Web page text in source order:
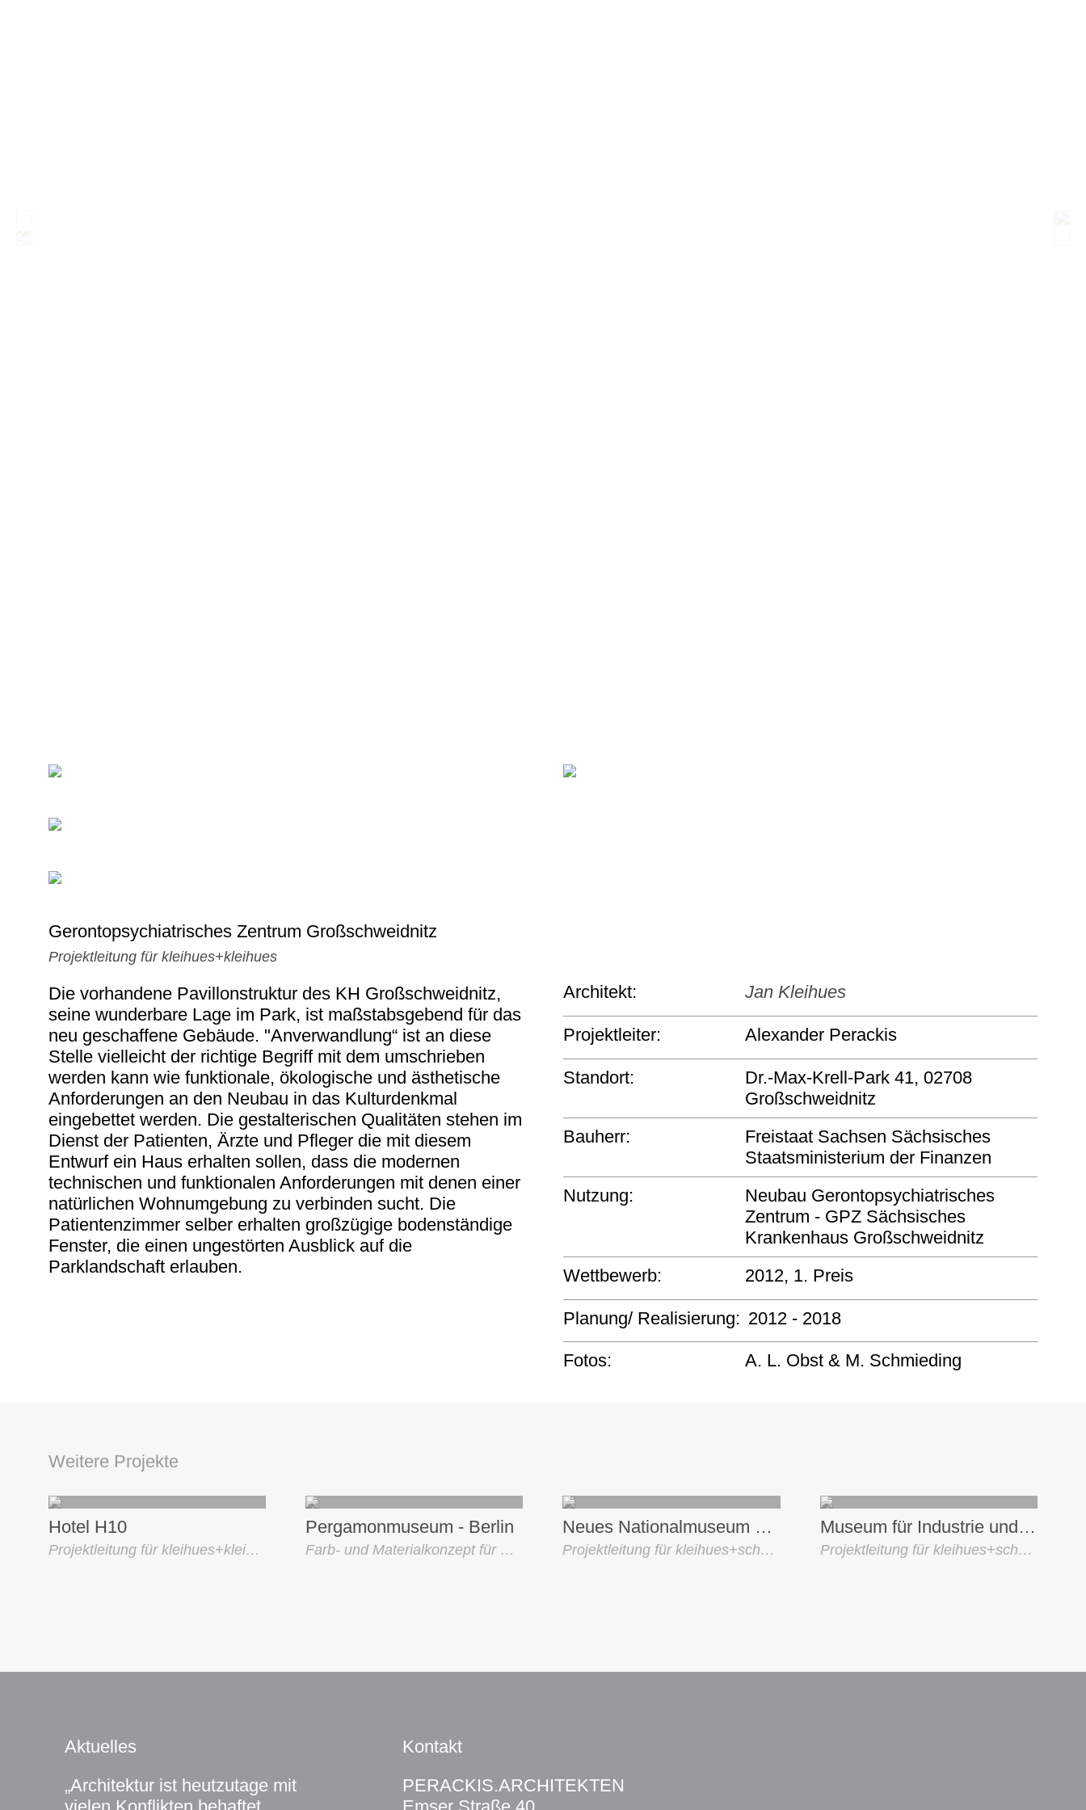
Gerontopsychiatrisches Zentrum Großschweidnitz
Projektleitung für kleihues+kleihues
Die vorhandene Pavillonstruktur des KH Großschweidnitz,
seine wunderbare Lage im Park, ist maßstabsgebend für das
neu geschaffene Gebäude. "Anverwandlung“ ist an diese
Stelle vielleicht der richtige Begriff mit dem umschrieben
werden kann wie funktionale, ökologische und ästhetische
Anforderungen an den Neubau in das Kulturdenkmal
eingebettet werden. Die gestalterischen Qualitäten stehen im
Dienst der Patienten, Ärzte und Pfleger die mit diesem
Entwurf ein Haus erhalten sollen, dass die modernen
technischen und funktionalen Anforderungen mit denen einer
natürlichen Wohnumgebung zu verbinden sucht. Die
Patientenzimmer selber erhalten großzügige bodenständige
Fenster, die einen ungestörten Ausblick auf die
Parklandschaft erlauben.
Architekt: Jan Kleihues
Projektleiter: Alexander Perackis
Standort:
Dr.-Max-Krell-Park 41, 02708
Großschweidnitz
Bauherr:
Freistaat Sachsen Sächsisches
Staatsministerium der Finanzen
Nutzung:
Neubau Gerontopsychiatrisches
Zentrum - GPZ Sächsisches
Krankenhaus Großschweidnitz
Wettbewerb:
2012, 1. Preis
Planung/ Realisierung: 2012 - 2018
Fotos: A. L. Obst & M. Schmieding
Weitere Projekte
Hotel H10
Projektleitung für kleihues+kleihues
Pergamonmuseum - Berlin
Farb- und Materialkonzept für Werkgemeinschaft Pergamonmuseum
Neues Nationalmuseum Oslo
Projektleitung für kleihues+schuwerk
Museum für Industrie und Arbeit Brescia
Projektleitung für kleihues+schuwerk
Aktuelles
„Architektur ist heutzutage mit
Kontakt
PERACKIS.ARCHITEKTEN